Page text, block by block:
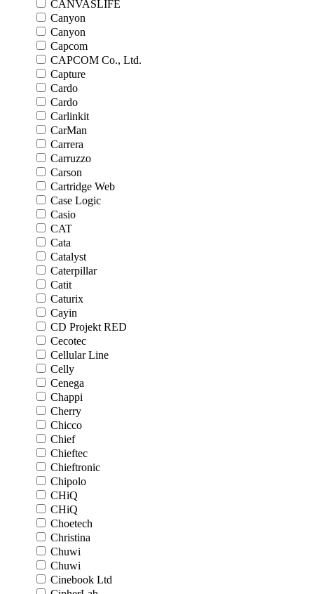
CANVASLIFE
Canyon
Canyon
Capcom
CAPCOM Co., Ltd.
Capture
Cardo
Cardo
Carlinkit
CarMan
Carrera
Carruzzo
Carson
Cartridge Web
Case Logic
Casio
CAT
Cata
Catalyst
Caterpillar
Catit
Caturix
Cayin
CD Projekt RED
Cecotec
Cellular Line
Celly
Cenega
Chappi
Cherry
Chicco
Chief
Chieftec
Chieftronic
Chipolo
CHiQ
CHiQ
Choetech
Christina
Chuwi
Chuwi
Cinebook Ltd